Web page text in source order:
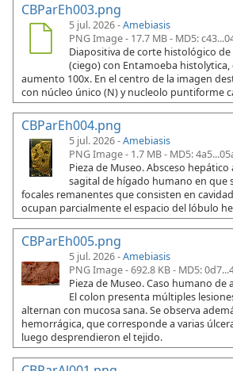
CBParEh003.png
5 jul. 2026 -Amebiasis
PNG Image - 17.7 MB - MD5:
Diapositiva de corte histológico
(ciego) con Entamoeba
aumento 100x. En el centro de la imagen
con núcleo único (N) y nucleolo puntiforme
CBParEh004.png
5 jul. 2026 -Amebiasis
PNG Image - 1.7 MB - MD5:
Pieza de Museo. Absceso
sagital de hígado humano en que
focales remanentes que consisten en
ocupan parcialmente el espacio del lóbulo
CBParEh005.png
5 jul. 2026 -Amebiasis
PNG Image - 692.8 KB - MD5:
Pieza de Museo. Caso humano de
El colon presenta múltiples
alternan con mucosa sana. Se observa
hemorrágica, que corresponde a varias
luego desprendieron el tejido.